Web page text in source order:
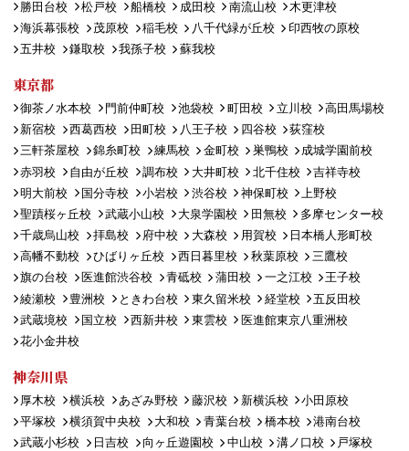
勝田台校 松戸校 船橋校 成田校 南流山校
木更津校
海浜幕張校
茂原校 稲毛校 八千代緑が丘校
印西牧の原校
五井校
鎌取校 我孫子校 蘇我校
東京都
御茶ノ水本校 門前仲町校 池袋校 町田校 立川校
高田馬場校
新宿校
西葛西校 田町校 八王子校 四谷校
荻窪校
三軒茶屋校
錦糸町校 練馬校 金町校 巣鴨校
成城学園前校
赤羽校
自由が丘校 調布校 大井町校 北千住校
吉祥寺校
明大前校
国分寺校 小岩校 渋谷校 神保町校
上野校
聖蹟桜ヶ丘校
武蔵小山校 大泉学園校 田無校
多摩センター校
千歳烏山校
拝島校 府中校 大森校 用賀校
日本橋人形町校
高幡不動校
ひばりヶ丘校 西日暮里校 秋葉原校
三鷹校
旗の台校
医進館渋谷校 青砥校 蒲田校 一之江校
王子校
綾瀬校
豊洲校 ときわ台校 東久留米校 経堂校
五反田校
武蔵境校
国立校 西新井校 東雲校
医進館東京八重洲校
花小金井校
神奈川県
厚木校 横浜校 あざみ野校 藤沢校 新横浜校
小田原校
平塚校
横須賀中央校 大和校 青葉台校 橋本校
港南台校
武蔵小杉校
日吉校 向ヶ丘遊園校 中山校 溝ノ口校
戸塚校